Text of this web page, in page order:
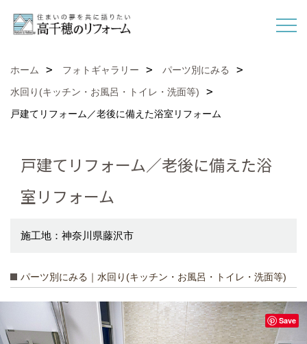
ホーム フォトギャラリー
パーツ別にみる
水回り(キッチン・お風呂・トイレ・洗面等)
戸建てリフォーム／老後に備えた浴室リフォーム
戸建てリフォーム／老後に備えた浴
室リフォーム
施工地：神奈川県藤沢市
パーツ別にみる｜水回り(キッチン・お風呂・トイレ・洗面等)
Save